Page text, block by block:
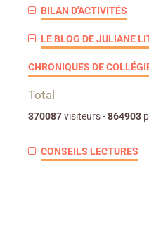
BILAN D'ACTIVITÉS
LE BLOG DE JULIANE
CHRONIQUES DE
Total
370087visiteurs -864903
CONSEILS LECTURES